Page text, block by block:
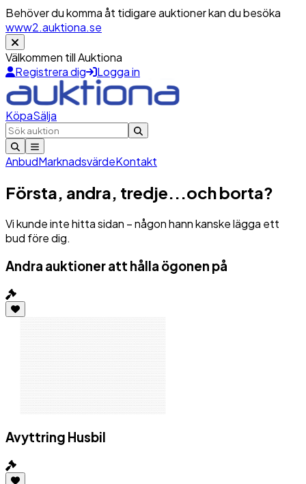
Behöver du komma åt tidigare auktioner kan du besöka
www2.auktiona.se
Välkommen till Auktiona
Registrera dig
Logga in
KöpaSälja
AnbudMarknadsvärdeKontakt
Första, andra, tredje...och borta?
Vi kunde inte hitta sidan – någon hann kanske lägga ett
bud före dig.
Andra auktioner att hålla ögonen på
Avyttring Husbil